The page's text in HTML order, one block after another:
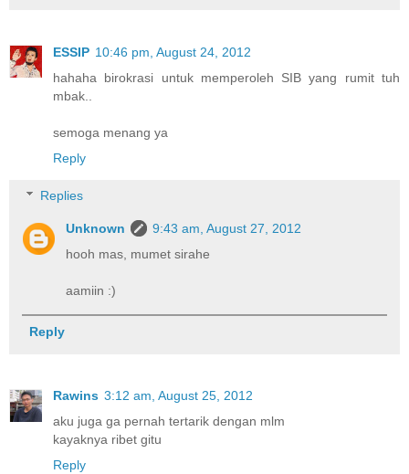
ESSIP 10:46 pm, August 24, 2012
hahaha birokrasi untuk memperoleh SIB yang rumit tuh
mbak..
semoga menang ya
Reply
Replies
Unknown
9:43 am, August 27, 2012
hooh mas, mumet sirahe
aamiin :)
Reply
Rawins 3:12 am, August 25, 2012
aku juga ga pernah tertarik dengan mlm
kayaknya ribet gitu
Reply